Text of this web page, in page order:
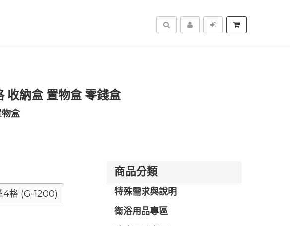
搜尋
收納盒 置物盒 零錢盒
物盒
4格 (G-1200)
商品分類
特殊需求與說明
衛浴用品專區